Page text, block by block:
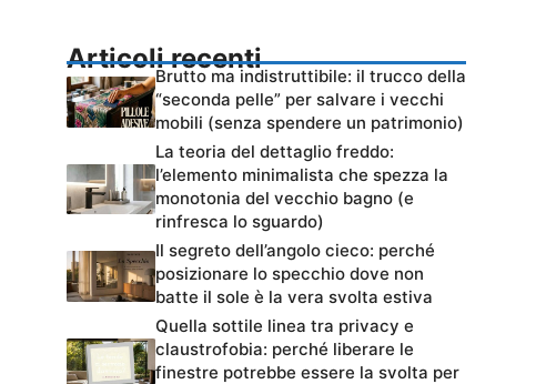
Articoli recenti
Brutto ma indistruttibile: il trucco della
“seconda pelle” per salvare i vecchi
mobili (senza spendere un patrimonio)
La teoria del dettaglio freddo:
l’elemento minimalista che spezza la
monotonia del vecchio bagno (e
rinfresca lo sguardo)
Il segreto dell’angolo cieco: perché
posizionare lo specchio dove non
batte il sole è la vera svolta estiva
Quella sottile linea tra privacy e
claustrofobia: perché liberare le
finestre potrebbe essere la svolta per